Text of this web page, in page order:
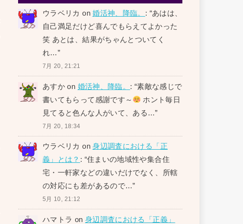
ウラベリカ on婚活神、降臨。 : “あはは、
自己満足だけど喜んでもらえてよかった
笑 あとは、結果がちゃんとついてく
れ…”
7月 20, 21:21
あすか on 婚活神、降臨。 : “素敵な感じで
書いてもらって感謝です～
ホント毎日
見てると色んな人がいて、ある…”
7月 20, 18:34
ウラベリカ on身辺調査における「正
義」とは？ : “住まいの地域性や集合住
宅・一軒家などの違いだけでなく、所轄
の対応にも差があるので…”
5月 10, 21:12
ハマトラ on 身辺調査における「正義」